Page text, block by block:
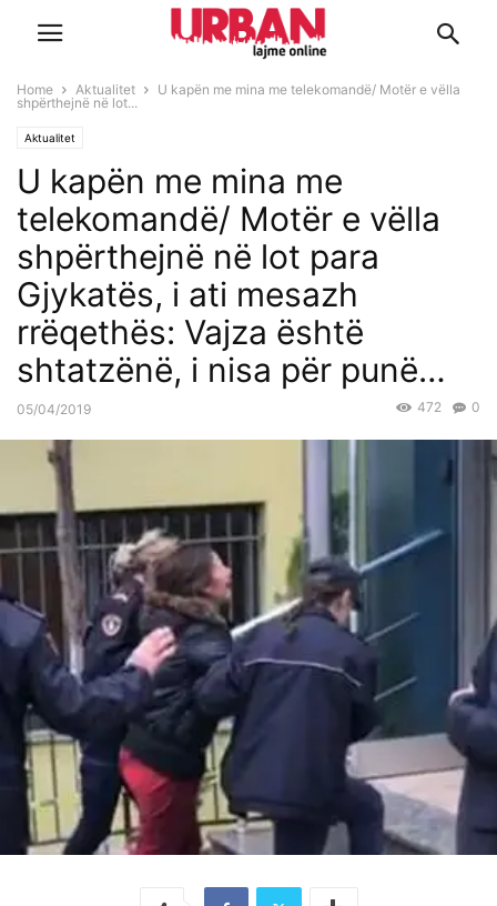
Home Aktualitet
U kapën me mina me telekomandë/ Motër e vëlla
shpërthejnë në lot...
Aktualitet
U kapën me mina me
telekomandë/ Motër e vëlla
shpërthejnë në lot para
Gjykatës, i ati mesazh
rrëqethës: Vajza është
shtatzënë, i nisa për punë…
05/04/2019 0
472